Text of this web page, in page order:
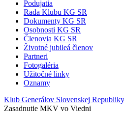
Podujatia
Rada Klubu KG SR
Dokumenty KG SR
Osobnosti KG SR
Členovia KG SR
Životné jubileá členov
Partneri
Fotogaléria
Užitočné linky
Oznamy
Klub Generálov Slovenskej Republiky
Zasadnutie MKV vo Viedni